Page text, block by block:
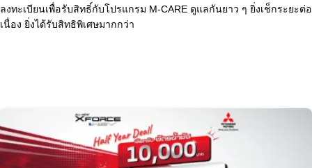
ลงทะเบียนเพื่อรับสิทธิ์กับโปรแกรม M-CARE ดูแลกันยาว ๆ ยิ่งเช็กระยะต่อ
เนื่อง ยิ่งได้รับสิทธิพิเศษมากกว่า